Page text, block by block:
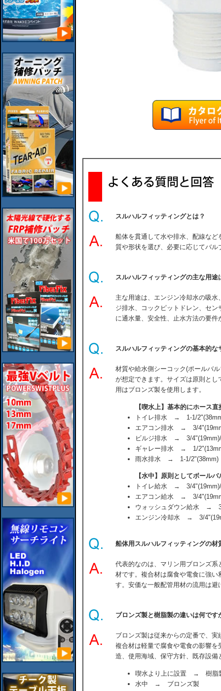
スルハルフィッティングとは？
船体を貫通して水や排水、配線な
質や形状を選び、必要に応じてバル
スルハルフィッティングの主な用途
主な用途は、エンジン冷却水の吸
ジ排水、コックピットドレン、セ
に通水量、安全性、止水方法の要件
スルハルフィッティングの基本的な
材質や給水側シーコック(ポールバ
が想定できます。サイズは原則と
用はブロンズ製を使用します。
【喫水上】基本的にホース直
トイレ排水 → 1-1/
エアコン排水 → 3/
ビルジ排水 → 3/4"(19mm)/
ギャレー排水 → 1/
雨水排水 → 1-1/2"(38mm)
【水中】原則としてボールバ
トイレ給水 → 3/
エアコン給水 → 3/
ウォッシュダウン給水 →
エンジン冷却水 → 3/
船体用スルハルフィッティングの材
代表的なのは、マリン用ブロンズ
材です。複合材は腐食や電食に強
す。安価な一般配管用材の流用は避
ブロンズ製と樹脂製の違いは何です
ブロンズ製は従来からの定番で、
複合材は軽量で腐食や電食の影響
造、使用海域、保守方針、既存設備
喫水より上に設置 → 樹脂
水中 → ブロンズ製